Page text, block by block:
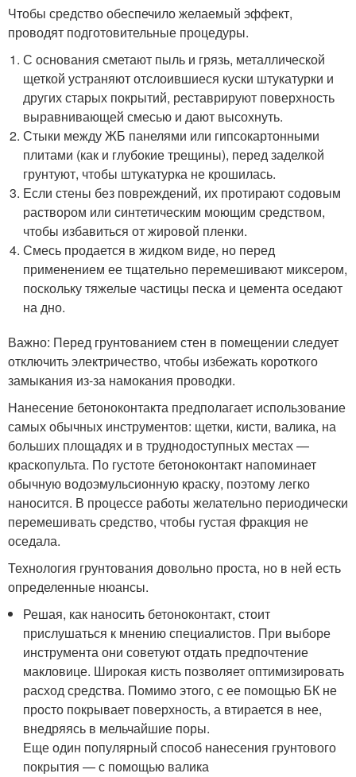
Чтобы средство обеспечило желаемый эффект,
проводят подготовительные процедуры.
С основания сметают пыль и грязь, металлической
щеткой устраняют отслоившиеся куски штукатурки и
других старых покрытий, реставрируют поверхность
выравнивающей смесью и дают высохнуть.
Стыки между ЖБ панелями или гипсокартонными
плитами (как и глубокие трещины), перед заделкой
грунтуют, чтобы штукатурка не крошилась.
Если стены без повреждений, их протирают содовым
раствором или синтетическим моющим средством,
чтобы избавиться от жировой пленки.
Смесь продается в жидком виде, но перед
применением ее тщательно перемешивают миксером,
поскольку тяжелые частицы песка и цемента оседают
на дно.
Важно: Перед грунтованием стен в помещении следует
отключить электричество, чтобы избежать короткого
замыкания из-за намокания проводки.
Нанесение бетоноконтакта предполагает использование
самых обычных инструментов: щетки, кисти, валика, на
больших площадях и в труднодоступных местах —
краскопульта. По густоте бетоноконтакт напоминает
обычную водоэмульсионную краску, поэтому легко
наносится. В процессе работы желательно периодически
перемешивать средство, чтобы густая фракция не
оседала.
Технология грунтования довольно проста, но в ней есть
определенные нюансы.
Решая, как наносить бетоноконтакт, стоит
прислушаться к мнению специалистов. При выборе
инструмента они советуют отдать предпочтение
макловице. Широкая кисть позволяет оптимизировать
расход средства. Помимо этого, с ее помощью БК не
просто покрывает поверхность, а втирается в нее,
внедряясь в мельчайшие поры.
Еще один популярный способ нанесения грунтового
покрытия — с помощью валика